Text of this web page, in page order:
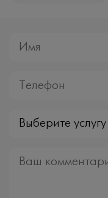
Выберите услугу